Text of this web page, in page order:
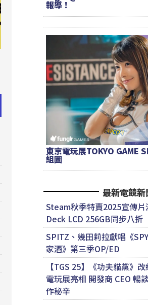
報導！
東京電玩展TOKYO GAME
組圖
最新電競新
Steam秋季特賣2025宣傳
Deck LCD 256GB同步八折
SPITZ、幾田莉拉獻唱《
家酒》第三季OP/ED
【TGS 25】《功夫貓黨》
電玩展亮相 開發商 CEO 暢
作秘辛